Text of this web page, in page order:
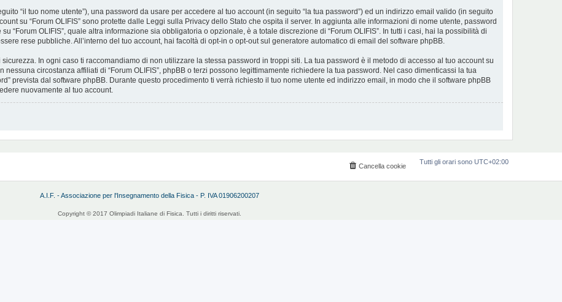
“il tuo nome utente”), una password da usare per accedere al tuo account (in seguito “la tua password”) ed un indirizzo email valido (in seguito
su “Forum OLIFIS” sono protette dalle Leggi sulla Privacy dello Stato che ospita il server. In aggiunta alle informazioni di nome utente, password
“Forum OLIFIS”, quale altra informazione sia obbligatoria o opzionale, è a totale discrezione di “Forum OLIFIS”. In tutti i casi, hai la possibilità di
rese pubbliche. All’interno del tuo account, hai facoltà di opt-in o opt-out sul generatore automatico di email del software phpBB.
In ogni caso ti raccomandiamo di non utilizzare la stessa password in troppi siti. La tua password è il metodo di accesso al tuo account su
nessuna circostanza affiliati di “Forum OLIFIS”, phpBB o terzi possono legittimamente richiedere la tua password. Nel caso dimenticassi la tua
prevista dal software phpBB. Durante questo procedimento ti verrà richiesto il tuo nome utente ed indirizzo email, in modo che il software phpBB
nuovamente al tuo account.
Tutti gli orari sono UTC+02:00
Cancella cookie
A.I.F. - Associazione per l'Insegnamento della Fisica - P. IVA 01906200207
Copyright © 2017 Olimpiadi Italiane di Fisica. Tutti i diritti riservati.